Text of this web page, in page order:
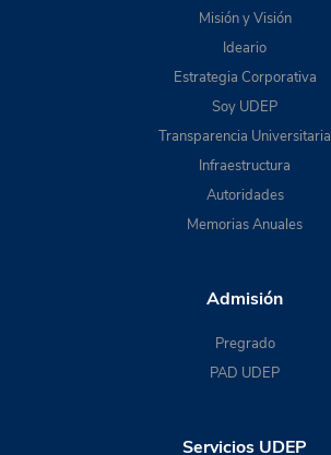
Misión y Visión
Ideario
Estrategia Corporativa
Soy UDEP
Transparencia Universitaria
Infraestructura
Autoridades
Memorias Anuales
Admisión
Pregrado
PAD UDEP
Servicios UDEP